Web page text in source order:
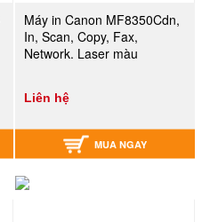
Máy in Canon MF8350Cdn,
In, Scan, Copy, Fax,
Network. Laser màu
Liên hệ
MUA NGAY